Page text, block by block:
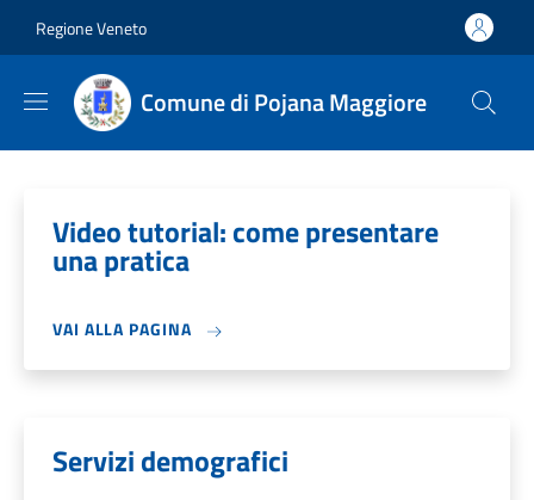
Regione Veneto
Comune di Pojana Maggiore
Video tutorial: come presentare
una pratica
VAI ALLA PAGINA
Servizi demografici